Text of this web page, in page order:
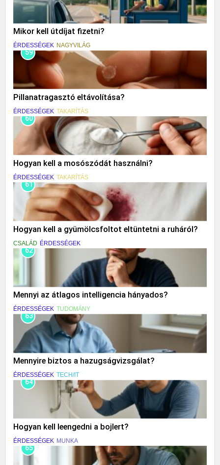
Mikor kell útdíjat fizetni?
ÉRDESSÉGEK NAGYVILÁG
59
Pillanatragasztó eltávolítása?
ÉRDESSÉGEK TAKARÍTÁS
60
Hogyan kell a mosószódát használni?
ÉRDESSÉGEK TAKARÍTÁS
61
Hogyan kell a gyümölcsfoltot eltüntetni a ruháról?
CSALÁD ÉRDESSÉGEK
62
Mennyi az átlagos intelligencia hányados?
ÉRDESSÉGEK TUDOMÁNY
63
Mennyire biztos a hazugságvizsgálat?
ÉRDESSÉGEK TECH/IT
64
Hogyan kell leengedni a bojlert?
ÉRDESSÉGEK MUNKA
65